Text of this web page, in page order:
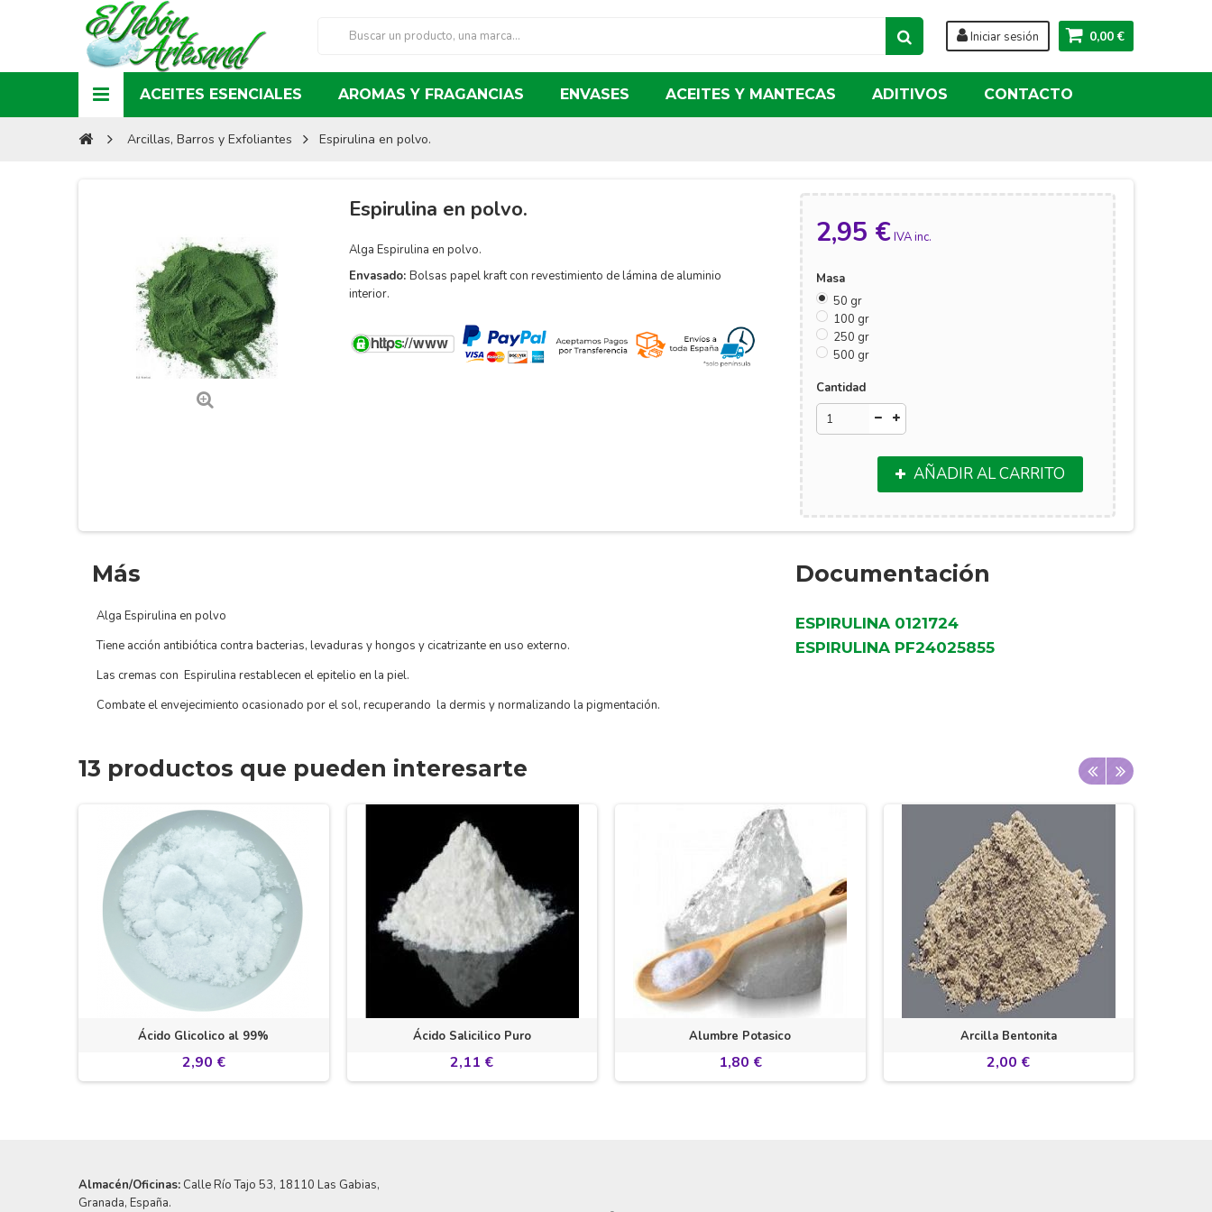
0,00 €
Iniciar sesión
ACEITES ESENCIALES AROMAS Y FRAGANCIAS ENVASES ACEITES Y MANTECAS ADITIVOS CONTACTO
Arcillas, Barros y Exfoliantes Espirulina en polvo.
Espirulina en polvo.
Alga Espirulina en polvo.
Envasado: Bolsas papel kraft con revestimiento de lámina de aluminio
interior.
2,95 €IVA inc.
Masa
50 gr
100 gr
250 gr
500 gr
Cantidad
AÑADIR AL CARRITO
Más
Alga Espirulina en polvo
Tiene acción antibiótica contra bacterias, levaduras y hongos y cicatrizante en uso externo.
Las cremas con Espirulina restablecen el epitelio en la piel.
Combate el envejecimiento ocasionado por el sol, recuperando la dermis y normalizando la pigmentación.
Documentación
ESPIRULINA 0121724
ESPIRULINA PF24025855
13 productos que pueden interesarte
Ácido Glicolico al 99%
2,90 €
Ácido Salicilico Puro
2,11 €
Alumbre Potasico
1,80 €
Arcilla Bentonita
2,00 €
Almacén/Oficinas: Calle Río Tajo 53, 18110 Las Gabias,
Granada, España.